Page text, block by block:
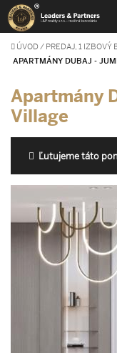
ÚVOD / PREDAJ, 1 IZBOVÝ
APARTMÁNY DUBAJ -
Apartmány
Village
Ľutujeme táto